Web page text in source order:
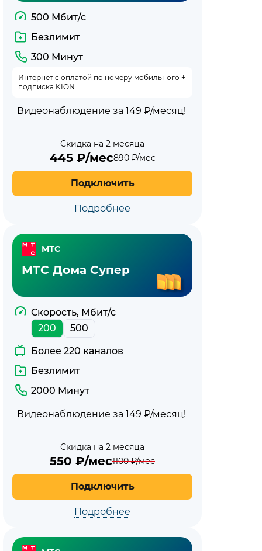
500 Мбит/с
Безлимит
300 Минут
Интернет с оплатой по номеру мобильного +
подписка KION
Видеонаблюдение за 149 ₽/месяц!
Скидка на 2 месяца
445₽/мес890₽/мес
Подключить
Подробнее
МТС
МТС Дома Супер
Скорость, Мбит/с
200
500
Более 220 каналов
Безлимит
2000 Минут
Видеонаблюдение за 149 ₽/месяц!
Скидка на 2 месяца
550 ₽/мес1100₽/мес
Подключить
Подробнее